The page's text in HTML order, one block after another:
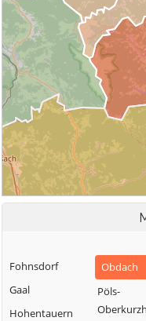
Fohnsdorf
Gaal
Hohentauern
Obdach
Pöls-